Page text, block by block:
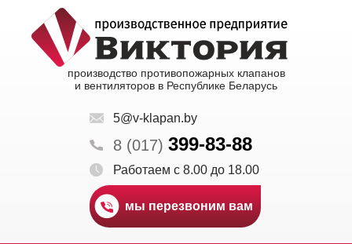
производство противопожарных клапанов
и вентиляторов в Республике Беларусь
5@v-klapan.by
8 (017) 399-83-88
Работаем с 8.00 до 18.00
мы перезвоним вам